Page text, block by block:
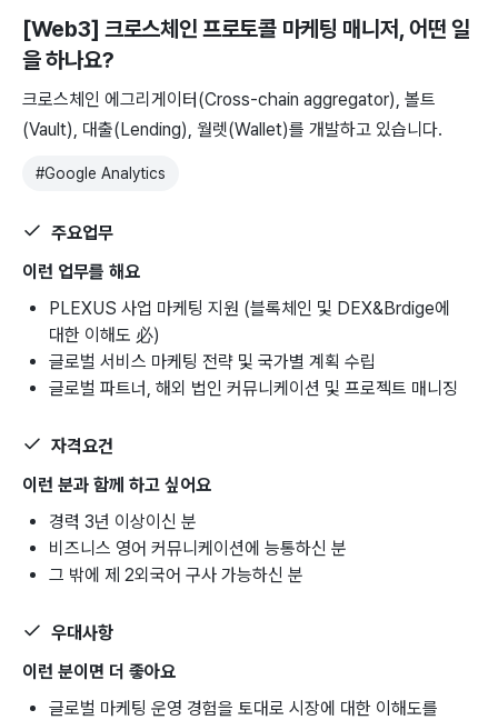
[Web3] 크로스체인 프로토콜 마케팅 매니저 , 어떤 일
을 하나요?
크로스체인 에그리게이터(Cross-chain aggregator), 볼트
(Vault), 대출(Lending), 월렛(Wallet)를 개발하고 있습니다.
#Google Analytics
주요업무
이런 업무를 해요
PLEXUS 사업 마케팅 지원 (블록체인 및 DEX&Brdige에
대한 이해도 必)
글로벌 서비스 마케팅 전략 및 국가별 계획 수립
글로벌 파트너, 해외 법인 커뮤니케이션 및 프로젝트 매니징
자격요건
이런 분과 함께 하고 싶어요
경력 3년 이상이신 분
비즈니스 영어 커뮤니케이션에 능통하신 분
그 밖에 제 2외국어 구사 가능하신 분
우대사항
이런 분이면 더 좋아요
글로벌 마케팅 운영 경험을 토대로 시장에 대한 이해도를